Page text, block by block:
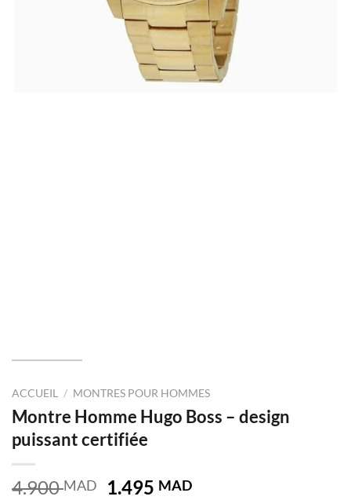
ACCUEIL / MONTRES POUR HOMMES
Montre Homme Hugo Boss – design
puissant certifiée
4.900MAD
Le
1.495 MADLe